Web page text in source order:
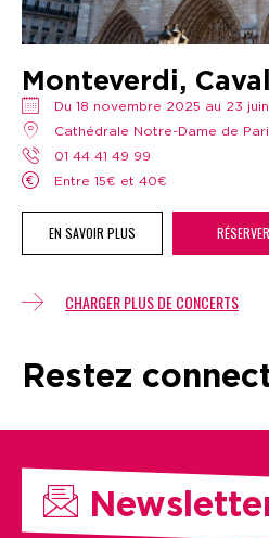
Monteverdi,
Du 18 novembre 2025 au 23
Cathédrale Notre-Dame de
01 44 41 49 99
Entre 15€ et 40€
EN SAVOIR PLUS RÉSERVER
CHARGER PLUS DE CONCERTS
Restez